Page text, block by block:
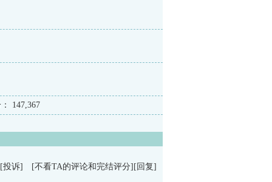
147,367
[投诉] [不看TA的评论和完结评分] [回复]